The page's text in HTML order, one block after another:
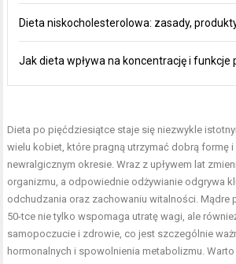
Dieta niskocholesterolowa: zasady,
Jak dieta wpływa na koncentrację i funkcje
Dieta po pięćdziesiątce staje się niezwykle
wielu kobiet, które pragną utrzymać dobrą formę
newralgicznym okresie. Wraz z upływem lat
organizmu, a odpowiednie odżywianie odgrywa
odchudzania oraz zachowaniu witalności. Mądre
50-tce nie tylko wspomaga utratę wagi, ale
samopoczucie i zdrowie, co jest szczególnie
hormonalnych i spowolnienia metabolizmu.